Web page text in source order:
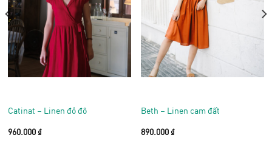
Catinat – Linen đỏ đô
960.000 ₫
Beth – Linen cam đất
890.000 ₫